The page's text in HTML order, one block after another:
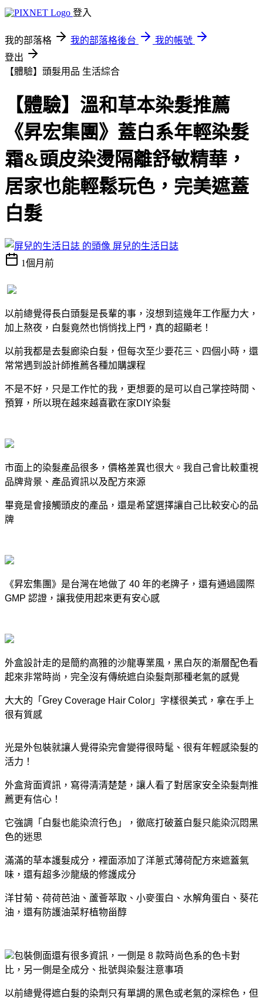
登入
我的部落格 我的部落格後台
我的帳號
登出
【體驗】頭髮用品 生活綜合
【體驗】溫和草本染髮推薦
《昇宏集團》蓋白系年輕染髮
霜&頭皮染燙隔離舒敏精華，
居家也能輕鬆玩色，完美遮蓋
白髮
屏兒的生活日誌
1個月前
以前總覺得長白頭髮是長輩的事，沒想到這幾年工作壓力大，
加上熬夜，白髮竟然也悄悄找上門，真的超顯老！
以前我都是去髮廊染白髮，但每次至少要花三、四個小時，還
常常遇到設計師推薦各種加購課程
不是不好，只是工作忙的我，更想要的是可以自己掌控時間、
預算，所以現在越來越喜歡在家DIY染髮
市面上的染髮產品很多，價格差異也很大。我自己會比較重視
品牌背景、產品資訊以及配方來源
畢竟是會接觸頭皮的產品，還是希望選擇讓自己比較安心的品
牌
《昇宏集團》是台灣在地做了 40 年的老牌子，還有通過國際
GMP 認證，讓我使用起來更有安心感
外盒設計走的是簡約高雅的沙龍專業風，黑白灰的漸層配色看
起來非常時尚，完全沒有傳統遮白染髮劑那種老氣的感覺
大大的「Grey Coverage Hair Color」字樣很美式，拿在手上
很有質感
光是外包裝就讓人覺得染完會變得很時髦、很有年輕感染髮的
活力！
外盒背面資訊，寫得清清楚楚，讓人看了對居家安全染髮劑推
薦更有信心！
它強調「白髮也能染流行色」，徹底打破蓋白髮只能染沉悶黑
色的迷思
滿滿的草本護髮成分，裡面添加了洋蔥式薄荷配方來遮蓋氣
味，還有超多沙龍級的修護成分
洋甘菊、荷荷芭油、蘆薈萃取、小麥蛋白、水解角蛋白、葵花
油，還有防護油菜籽植物甾醇
包裝側面還有很多資訊，一側是 8 款時尚色系的色卡對
比 ，另一側是全成分、批號與染髮注意事項
以前總覺得遮白髮的染劑只有單調的黑色或老氣的深棕色，但